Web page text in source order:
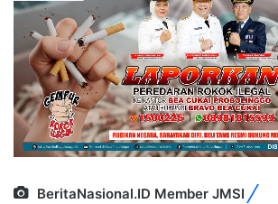
BeritaNasional.ID Member JMSI